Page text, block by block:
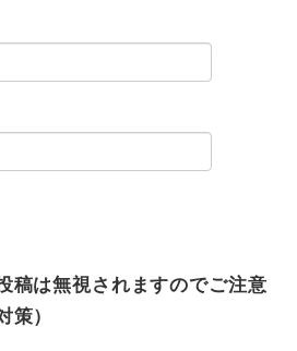
稿は無視されますのでご注意
策）